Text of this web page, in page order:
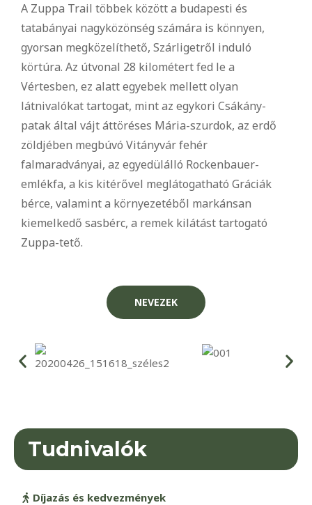
A Zuppa Trail többek között a budapesti és
tatabányai nagyközönség számára is könnyen,
gyorsan megközelíthető, Szárligetről induló
körtúra. Az útvonal 28 kilométert fed le a
Vértesben, ez alatt egyebek mellett olyan
látnivalókat tartogat, mint az egykori Csákány-
patak által vájt áttöréses Mária-szurdok, az erdő
zöldjében megbúvó Vitányvár fehér
falmaradványai, az egyedülálló Rockenbauer-
emlékfa, a kis kitérővel meglátogatható Gráciák
bérce, valamint a környezetéből markánsan
kiemelkedő sasbérc, a remek kilátást tartogató
Zuppa-tető.
NEVEZEK
Tudnivalók
Díjazás és kedvezmények